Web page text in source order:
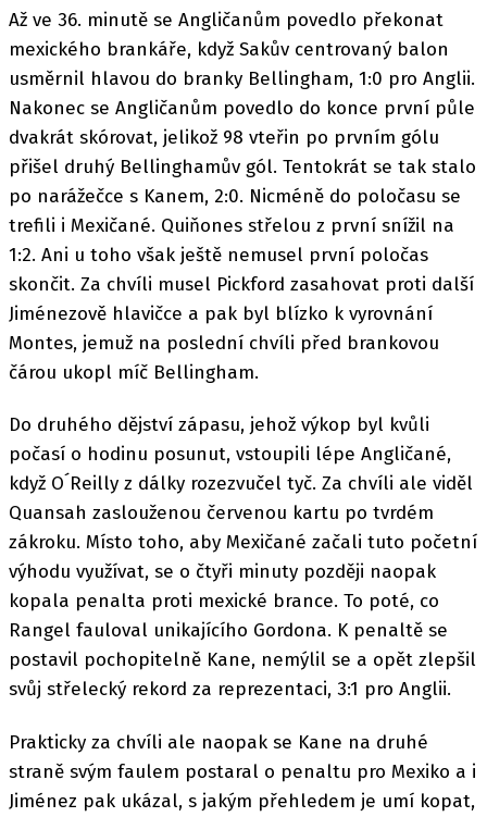
Až ve 36. minutě se Angličanům povedlo překonat
mexického brankáře, když Sakův centrovaný balon
usměrnil hlavou do branky Bellingham, 1:0 pro Anglii.
Nakonec se Angličanům povedlo do konce první půle
dvakrát skórovat, jelikož 98 vteřin po prvním gólu
přišel druhý Bellinghamův gól. Tentokrát se tak stalo
po narážečce s Kanem, 2:0. Nicméně do poločasu se
trefili i Mexičané. Quiňones střelou z první snížil na
1:2. Ani u toho však ještě nemusel první poločas
skončit. Za chvíli musel Pickford zasahovat proti další
Jiménezově hlavičce a pak byl blízko k vyrovnání
Montes, jemuž na poslední chvíli před brankovou
čárou ukopl míč Bellingham.
Do druhého dějství zápasu, jehož výkop byl kvůli
počasí o hodinu posunut, vstoupili lépe Angličané,
když O´Reilly z dálky rozezvučel tyč. Za chvíli ale viděl
Quansah zaslouženou červenou kartu po tvrdém
zákroku. Místo toho, aby Mexičané začali tuto početní
výhodu využívat, se o čtyři minuty později naopak
kopala penalta proti mexické brance. To poté, co
Rangel fauloval unikajícího Gordona. K penaltě se
postavil pochopitelně Kane, nemýlil se a opět zlepšil
svůj střelecký rekord za reprezentaci, 3:1 pro Anglii.
Prakticky za chvíli ale naopak se Kane na druhé
straně svým faulem postaral o penaltu pro Mexiko a i
Jiménez pak ukázal, s jakým přehledem je umí kopat,